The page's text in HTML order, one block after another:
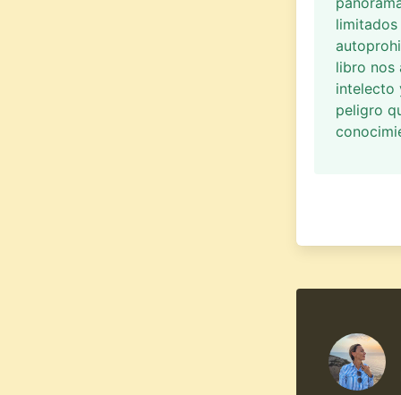
libro nos
intelecto
peligro